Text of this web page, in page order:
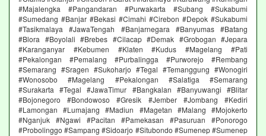
#Majalengka #Pangandaran #Purwakarta #Subang #Sukabumi
#Sumedang #Banjar #Bekasi #Cimahi #Cirebon #Depok #Sukabumi
#Tasikmalaya #JawaTengah #Banjarnegara #Banyumas #Batang
#Blora #Boyolali #Brebes #Cilacap #Demak #Grobogan #Jepara
#Karanganyar #Kebumen #Klaten #Kudus #Magelang #Pati
#Pekalongan #Pemalang #Purbalingga #Purworejo #Rembang
#Semarang #Sragen #Sukoharjo #Tegal #Temanggung #Wonogiri
#Wonosobo #Magelang #Pekalongan #Salatiga #Semarang
#Surakarta #Tegal #JawaTimur #Bangkalan #Banyuwangi #Blitar
#Bojonegoro #Bondowoso #Gresik #Jember #Jombang #Kediri
#Lamongan #Lumajang #Madiun #Magetan #Malang #Mojokerto
#Nganjuk #Ngawi #Pacitan #Pamekasan #Pasuruan #Ponorogo
#Probolinggo #Sampang #Sidoarjo #Situbondo #Sumenep #Sumenep